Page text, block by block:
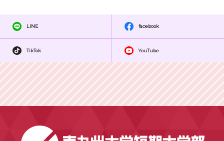
LINE facebook
TikTok YouTube